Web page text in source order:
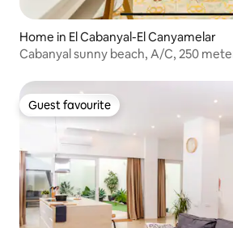
Home in El Cabanyal-El Canyamelar
Cabanyal sunny beach, A/C, 250
Guest favourite
Guest favourite